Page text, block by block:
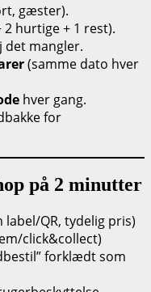
gæster).
2 hurtige + 1 rest).
det mangler.
(samme dato hver
hver gang.
for
på 2 minutter
QR, tydelig pris)
click&collect)
forklædt som